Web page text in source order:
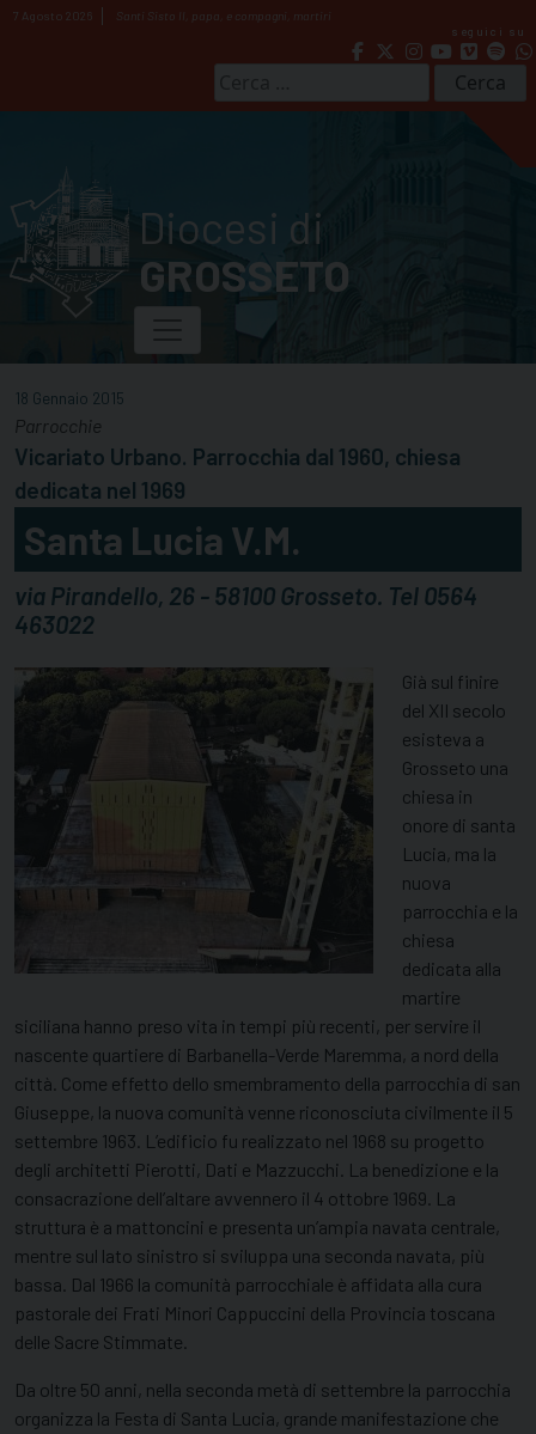
Skip
7 Agosto 2026
Santi Sisto II, papa, e compagni, martiri
seguici su
per:
Diocesi di
GROSSETO
18 Gennaio 2015
Parrocchie
Vicariato Urbano. Parrocchia dal 1960, chiesa
dedicata nel 1969
Santa Lucia V.M.
via Pirandello, 26 - 58100 Grosseto. Tel 0564
463022
Già sul finire
del XII secolo
esisteva a
Grosseto una
chiesa in
onore di santa
Lucia, ma la
nuova
parrocchia e la
chiesa
dedicata alla
martire
siciliana hanno preso vita in tempi più recenti, per servire il
nascente quartiere di Barbanella-Verde Maremma, a nord della
città. Come effetto dello smembramento della parrocchia di san
Giuseppe, la nuova comunità venne riconosciuta civilmente il 5
settembre 1963. L’edificio fu realizzato nel 1968 su progetto
degli architetti Pierotti, Dati e Mazzucchi. La benedizione e la
consacrazione dell’altare avvennero il 4 ottobre 1969. La
struttura è a mattoncini e presenta un’ampia navata centrale,
mentre sul lato sinistro si sviluppa una seconda navata, più
bassa. Dal 1966 la comunità parrocchiale è affidata alla cura
pastorale dei Frati Minori Cappuccini della Provincia toscana
delle Sacre Stimmate.
Da oltre 50 anni, nella seconda metà di settembre la parrocchia
organizza la Festa di Santa Lucia, grande manifestazione che